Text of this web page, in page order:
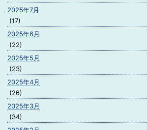
2025年7月
(17)
2025年6月
(22)
2025年5月
(23)
2025年4月
(26)
2025年3月
(34)